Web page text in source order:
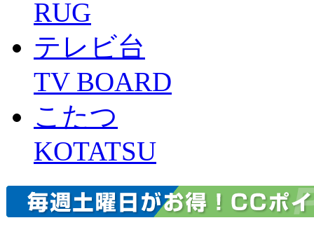
RUG
テレビ台
TV BOARD
こたつ
KOTATSU